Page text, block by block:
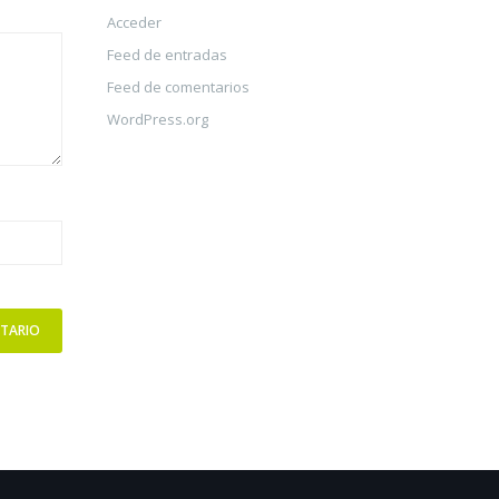
Acceder
Feed de entradas
Feed de comentarios
WordPress.org